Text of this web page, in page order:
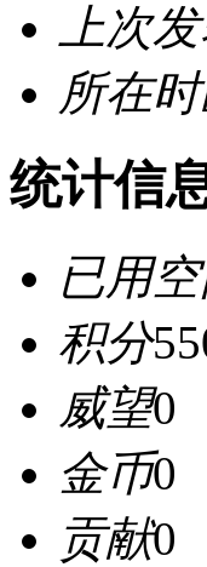
上次
所在
统计信
已用
积分
威望0
金币0
贡献0